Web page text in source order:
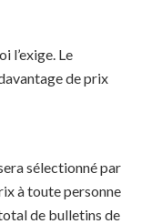
l’exige. Le
de prix
sélectionné par
à toute personne
de bulletins de